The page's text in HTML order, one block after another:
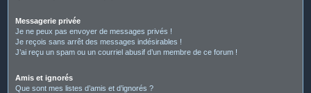
Messagerie privée
Je ne peux pas envoyer de messages privés !
Je reçois sans arrêt des messages indésirables !
J’ai reçu un spam ou un courriel abusif d’un membre de ce forum !
Amis et ignorés
Que sont mes listes d’amis et d’ignorés ?